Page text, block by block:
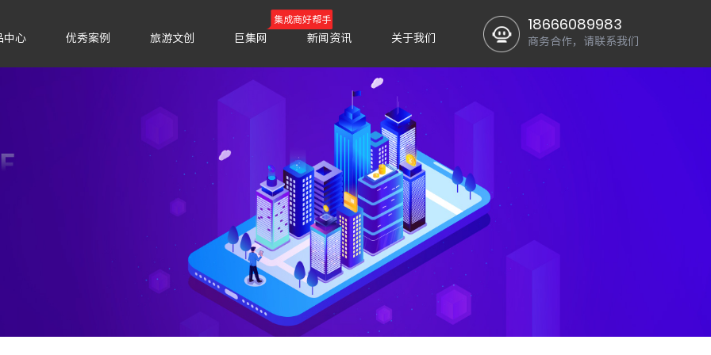
中心 优秀案例 旅游文创 巨集网
集成商好帮手
新闻资讯 关于我们
18666089983
商务合作，请联系我们